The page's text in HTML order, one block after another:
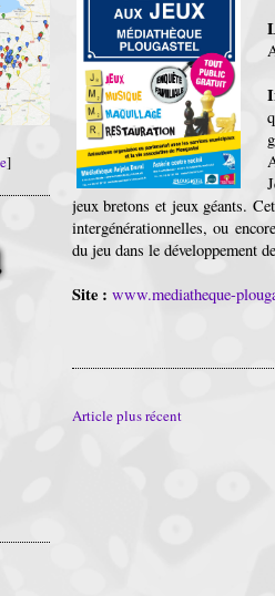
]
jeux bretons et jeux géants.
intergénérationnelles, ou
du jeu dans le développement
Site : www.mediatheque-
Article plus récent